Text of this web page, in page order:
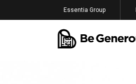
Essentia Group